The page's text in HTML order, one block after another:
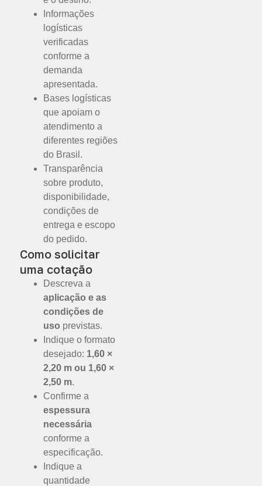
Informações
logísticas
verificadas
conforme a
demanda
apresentada.
Bases logísticas
que apoiam o
atendimento a
diferentes regiões
do Brasil.
Transparência
sobre produto,
disponibilidade,
condições de
entrega e escopo
do pedido.
Como solicitar
uma cotação
Descreva a
aplicação e as
condições de
uso previstas.
Indique o formato
desejado: 1,60 ×
2,20 m ou 1,60 ×
2,50 m.
Confirme a
espessura
necessária
conforme a
especificação.
Indique a
quantidade